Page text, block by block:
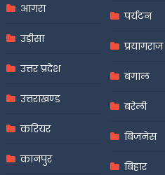
आगरा
उड़ीसा
उत्तर प्रदेश
उत्तराखण्ड
करियर
कानपुर
पर्यटन
प्रयागराज
बंगाल
बरेली
बिजनेस
बिहार